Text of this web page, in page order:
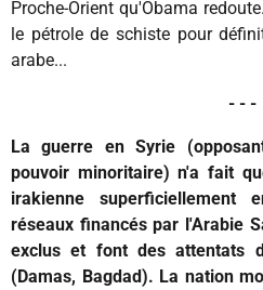
Proche-Orient qu'Obama
le pétrole de schiste pour
arabe...
- - -
La guerre en Syrie
pouvoir minoritaire) n'a fait
irakienne superficiellement
réseaux financés par l'Arabie
exclus et font des attentats
(Damas, Bagdad). La nation